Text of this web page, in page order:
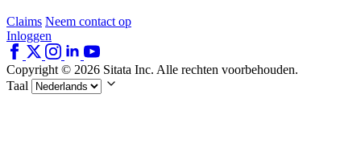
Claims Neem contact op
Inloggen
Copyright © 2026 Sitata Inc. Alle rechten voorbehouden.
Taal